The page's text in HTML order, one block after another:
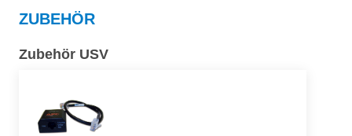
ZUBEHÖR
Zubehör USV